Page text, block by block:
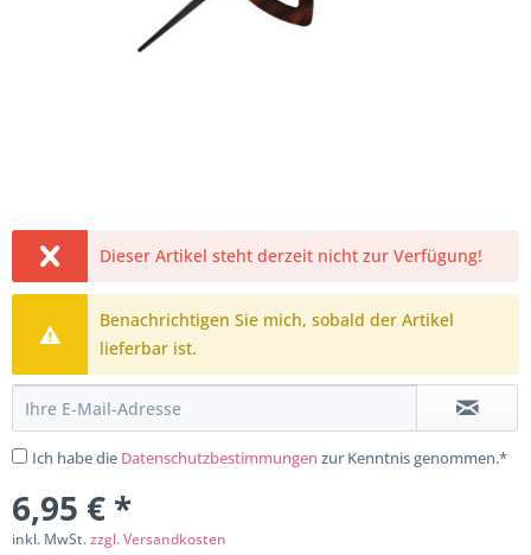
Dieser Artikel steht derzeit nicht zur Verfügung!
Benachrichtigen Sie mich, sobald der Artikel
lieferbar ist.
Ich habe die Datenschutzbestimmungen zur Kenntnis genommen.*
6,95 € *
inkl. MwSt.zzgl. Versandkosten